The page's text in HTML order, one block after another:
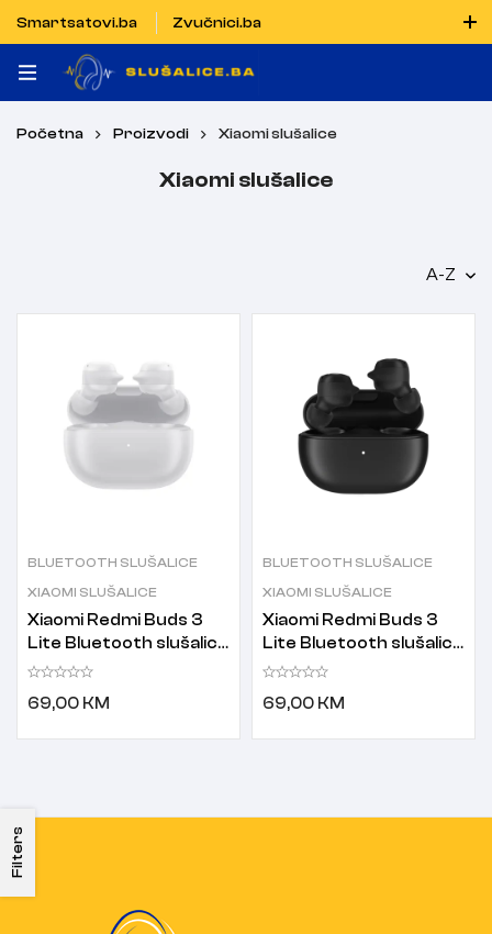
Smartsatovi.ba
Zvučnici.ba
Naručiti možete i porukom putem Vibera i WhatsAppa
Početna Proizvodi Xiaomi slušalice
Xiaomi slušalice
Filters
A-Z
BLUETOOTH SLUŠALICE
XIAOMI SLUŠALICE
Xiaomi Redmi Buds 3
Lite Bluetooth slušalice
bijele
69,00 KM
BLUETOOTH SLUŠALICE
XIAOMI SLUŠALICE
Xiaomi Redmi Buds 3
Lite Bluetooth slušalice
crne
69,00 KM